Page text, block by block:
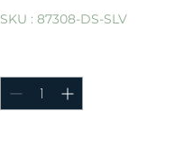
SKU : 87308-DS-SLV